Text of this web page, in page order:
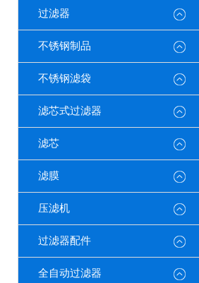
过滤器
不锈钢制品
不锈钢滤袋
滤芯式过滤器
滤芯
滤膜
压滤机
过滤器配件
全自动过滤器